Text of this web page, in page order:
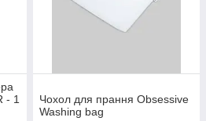
- 1
Чохол для прання Obsessive
Washing bag